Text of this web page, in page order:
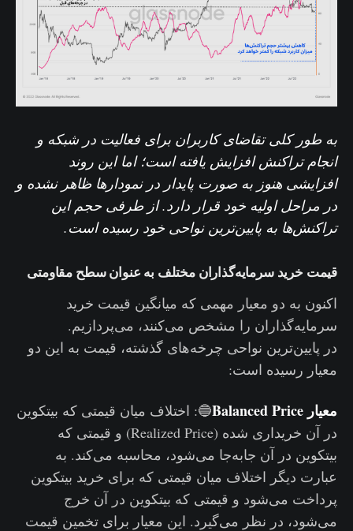
به طور کلی تقاضای کاربران برای فعالیت در شبکه و
انجام تراکنش افزایش یافته است؛ اما این روند
افزایشی هنوز به صورت پایدار در نمودارها ظاهر نشده و
در مراحل اولیه خود قرار دارد. از طرفی حجم این
تراکنش‌ها به پایین‌ترین نواحی خود رسیده است.
قیمت خرید سرمایه‌گذاران مختلف به عنوان سطح مقاومتی
اکنون به دو معیار مهمی که میانگین قیمت خرید
سرمایه‌گذاران را مشخص می‌کنند، می‌پردازیم.
در پایین‌ترین نواحی چرخه‌های گذشته، قیمت به این دو
معیار رسیده است:
معیار Balanced Price
🔵: اختلاف میان قیمتی که بیتکوین
در آن خریداری شده (Realized Price) و قیمتی که
بیتکوین در آن جابه‌جا می‌شود، محاسبه می‌کند. به
عبارت دیگر اختلاف میان قیمتی که برای خرید بیتکوین
پرداخت می‌شود و قیمتی که بیتکوین در آن خرج
می‌شود، در نظر می‌گیرد. این معیار برای تخمین قیمت